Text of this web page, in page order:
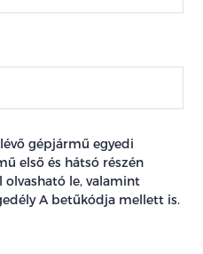
gépjármű egyedi
első és hátsó részén
le, valamint
A betűkódja mellett is.